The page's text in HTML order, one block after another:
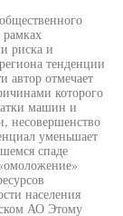
риска и
тенденции
автор отмечает
которого
машин и
несовершенство
уменьшает
спаде
населения
АО Этому